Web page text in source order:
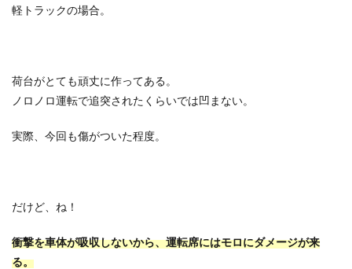
軽トラックの場合。
荷台がとても頑丈に作ってある。
ノロノロ運転で追突されたくらいでは凹まない。
実際、今回も傷がついた程度。
だけど、ね！
衝撃を車体が吸収しないから、運転席にはモロにダメージが来
る。